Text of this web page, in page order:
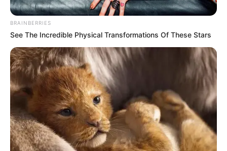
PostedFriss hírek
Mire készül? Az orosz
nagykövetség mellett fotózták
le Orbán Viktort
by Szerző • June 4, 2026
BRAINBERRIES
See The Incredible Physical Transformations Of These Stars